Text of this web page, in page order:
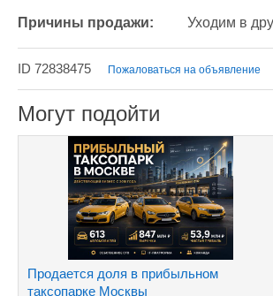
Причины продажи: Уходим в
ID 72838475 Пожаловаться на объявление
Могут подойти
Продается доля в прибыльном
таксопарке Москвы